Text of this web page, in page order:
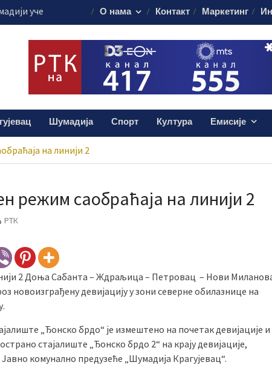
уче
пестициде
на
Кости
дроге:
(38)
О нама Контакт Маркетинг
Шумадија Спорт Култура Емисије
на линији 2
режим саобраћаја на линији 2
РТК
2 Доња Сабанта – Ждраљица – Петровац – Нови
новоизграђену девијацију у зони северне обилазнице на
„Ђонско брдо“ је измештено на почетак девијације и
стајалиште „Ђонско брдо 2“ на крају девијације,
комунално предузеће „Шумадија Крагујевац“.